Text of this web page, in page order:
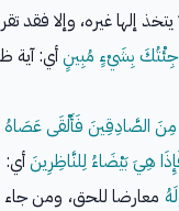
إلها غيره، وإلا
جِئْتُكَ بِشَيْءٍ مُبِينٍأي: آية
الصَّادِقِينَ فَأَلْقَى عَصَاهُ
هِيَ بَيْضَاءُ لِلنَّاظِرِينَأي:
معارضا للحق، ومن جاء